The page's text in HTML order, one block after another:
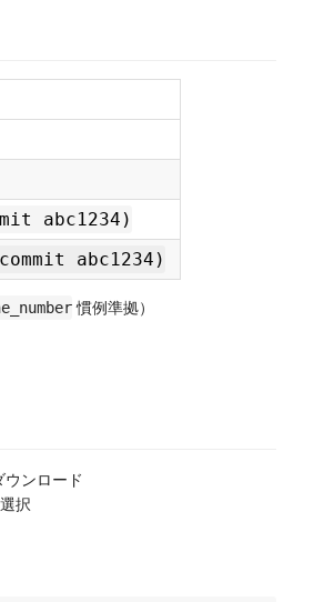
abc1234)
abc1234)
慣例準拠）
ウンロード
択